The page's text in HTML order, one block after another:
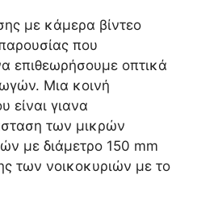
με κάμερα βίντεο
που
επιθεωρήσουμε οπτικά
Μια κοινή
είναι γιανα
των μικρών
με διάμετρο 150 mm
των νοικοκυριών με το